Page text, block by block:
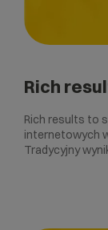
Rich
Rich results to
internetowych
Tradycyjny